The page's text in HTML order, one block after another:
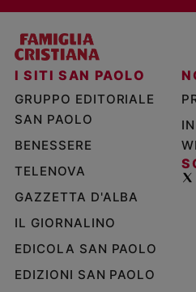
I SITI SAN PAOLO
GRUPPO EDITORIALE
SAN PAOLO
BENESSERE
TELENOVA
GAZZETTA D'ALBA
IL GIORNALINO
EDICOLA SAN PAOLO
EDIZIONI SAN PAOLO